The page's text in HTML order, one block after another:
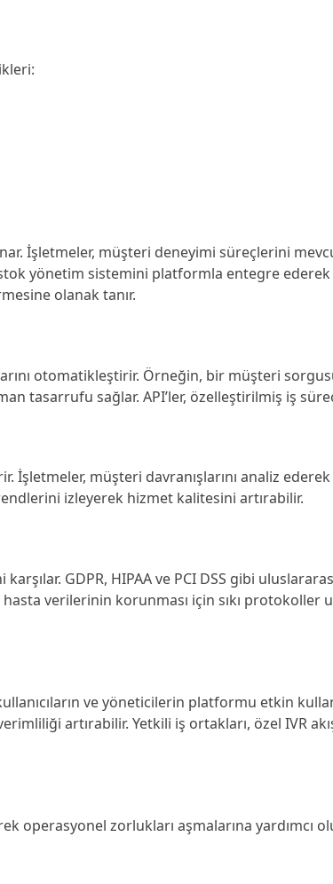
İşletmeler, müşteri deneyimi süreçlerini
yönetim sistemini platformla entegre
olanak tanır.
otomatikleştirir. Örneğin, bir müşteri
tasarrufu sağlar. API’ler, özelleştirilmiş iş
müşteri davranışlarını analiz
izleyerek hizmet kalitesini artırabilir.
GDPR, HIPAA ve PCI DSS gibi
verilerinin korunması için sıkı protokoller
ve yöneticilerin platformu etkin
artırabilir. Yetkili iş ortakları, özel IVR
zorlukları aşmalarına yardımcı